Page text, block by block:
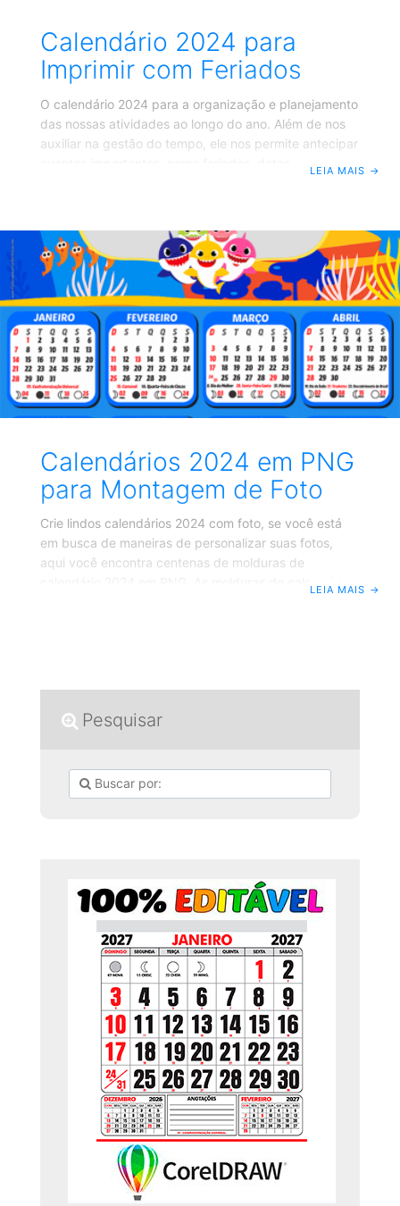
Calendário 2024 para
Imprimir com Feriados
O calendário 2024 para a organização e planejamento
das nossas atividades ao longo do ano. Além de nos
auxiliar na gestão do tempo, ele nos permite antecipar
relevantes para imprimir em PDF e utilizar como uma
referência prática em seu dia a dia, baixo arquivo em
PDF para Imprimir Calendário 2024. Calendário 2024
com Feriados e Datas Importantes
LEIA MAIS →
Calendários 2024 em PNG
para Montagem de Foto
Crie lindos calendários 2024 com foto, se você está
em busca de maneiras de personalizar suas fotos,
aqui você encontra centenas de molduras de
datas; são janelas para
LEIA MAIS →
Pesquisar